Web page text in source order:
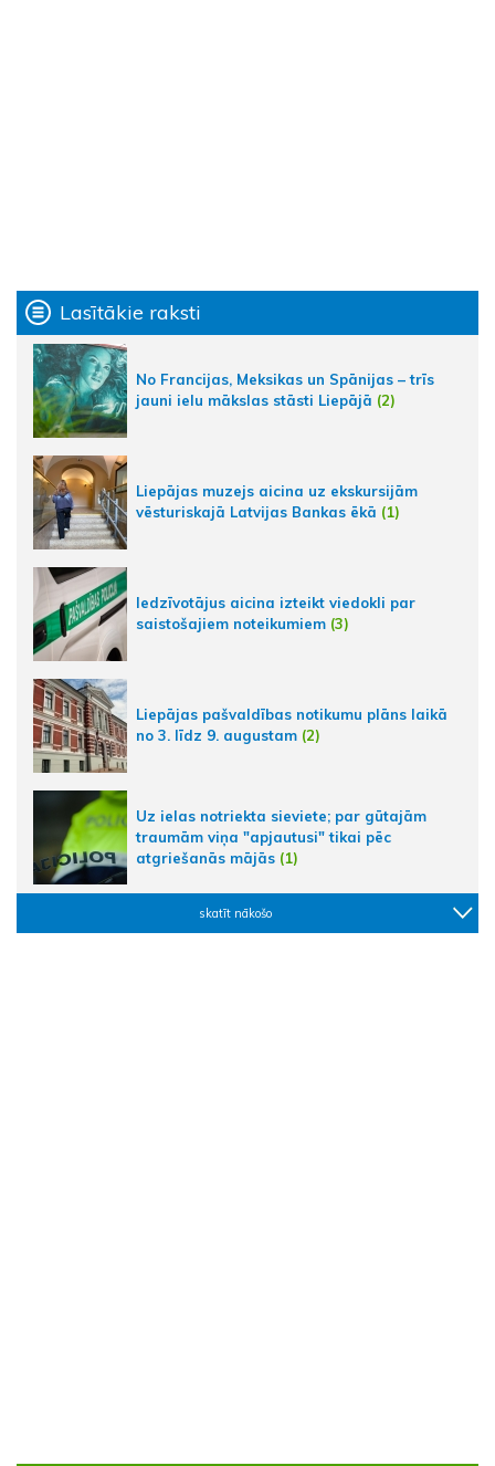
Lasītākie raksti
No Francijas, Meksikas un Spānijas – trīs
jauni ielu mākslas stāsti Liepājā (2)
Liepājas muzejs aicina uz ekskursijām
vēsturiskajā Latvijas Bankas ēkā (1)
Iedzīvotājus aicina izteikt viedokli par
saistošajiem noteikumiem (3)
Liepājas pašvaldības notikumu plāns laikā
no 3. līdz 9. augustam (2)
Uz ielas notriekta sieviete; par gūtajām
traumām viņa "apjautusi" tikai pēc
atgriešanās mājās (1)
skatīt nākošo